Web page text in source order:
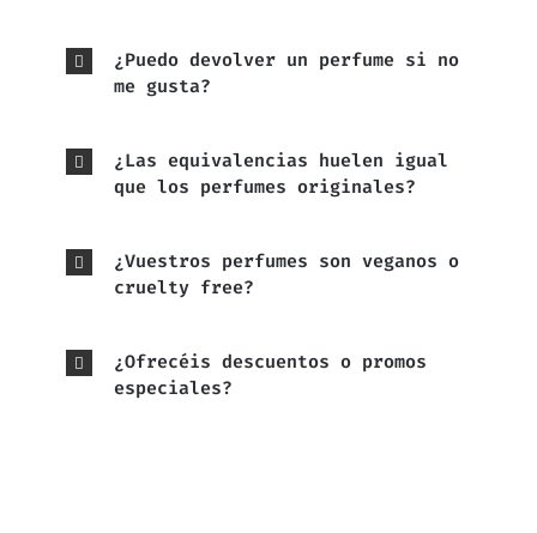
¿Puedo devolver un perfume si no
me gusta?
¿Las equivalencias huelen igual
que los perfumes originales?
¿Vuestros perfumes son veganos o
cruelty free?
¿Ofrecéis descuentos o promos
especiales?